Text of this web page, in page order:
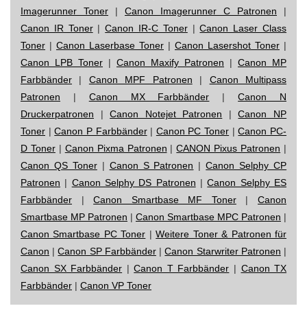
Imagerunner Toner | Canon Imagerunner C Patronen |
Canon IR Toner|Canon IR-C Toner|Canon Laser Class
Toner | Canon Laserbase Toner | Canon Lasershot Toner |
Canon LPB Toner | Canon Maxify Patronen | Canon MP
Farbbänder | Canon MPF Patronen | Canon Multipass
Patronen | Canon MX Farbbänder |Canon N
Druckerpatronen |Canon Notejet Patronen |Canon NP
Toner |Canon P Farbbänder| Canon PC Toner |Canon PC-
D Toner| Canon Pixma Patronen |CANON Pixus Patronen |
Canon QS Toner| Canon S Patronen |Canon Selphy CP
Patronen | Canon Selphy DS Patronen |Canon Selphy ES
Farbbänder |Canon Smartbase MF Toner|Canon
Smartbase MP Patronen | Canon Smartbase MPC Patronen |
Canon Smartbase PC Toner |Weitere Toner & Patronen für
Canon |Canon SP Farbbänder|Canon Starwriter Patronen |
Canon SX Farbbänder |Canon T Farbbänder | Canon TX
Farbbänder | Canon VP Toner